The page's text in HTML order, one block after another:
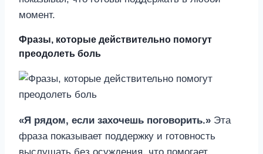
момент.
Фразы, которые действительно помогут
преодолеть боль
«Я рядом, если захочешь поговорить.» Эта
фраза показывает поддержку и готовность